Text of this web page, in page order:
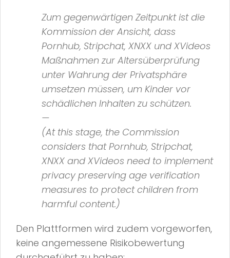
Zum gegenwärtigen Zeitpunkt ist die
Kommission der Ansicht, dass
Pornhub, Stripchat, XNXX und XVideos
Maßnahmen zur Altersüberprüfung
unter Wahrung der Privatsphäre
umsetzen müssen, um Kinder vor
schädlichen Inhalten zu schützen.
—
(At this stage, the Commission
considers that Pornhub, Stripchat,
XNXX and XVideos need to implement
privacy preserving age verification
measures to protect children from
harmful content.)
Den Plattformen wird zudem vorgeworfen,
keine angemessene Risikobewertung